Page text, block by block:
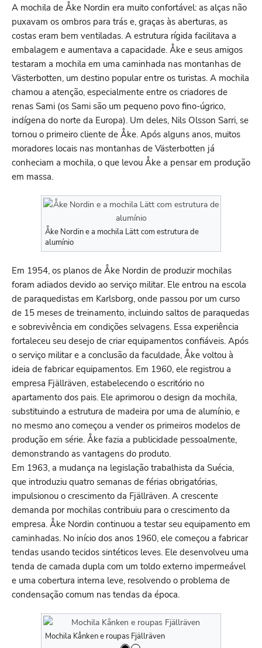
A mochila de Åke Nordin era muito confortável: as alças não
puxavam os ombros para trás e, graças às aberturas, as
costas eram bem ventiladas. A estrutura rígida facilitava a
embalagem e aumentava a capacidade. Åke e seus amigos
testaram a mochila em uma caminhada nas montanhas de
Västerbotten, um destino popular entre os turistas. A mochila
chamou a atenção, especialmente entre os criadores de
renas Sami (os Sami são um pequeno povo fino-úgrico,
indígena do norte da Europa). Um deles, Nils Olsson Sarri, se
tornou o primeiro cliente de Åke. Após alguns anos, muitos
moradores locais nas montanhas de Västerbotten já
conheciam a mochila, o que levou Åke a pensar em produção
em massa.
Åke Nordin e a mochila Lätt com estrutura de
alumínio
Em 1954, os planos de Åke Nordin de produzir mochilas
foram adiados devido ao serviço militar. Ele entrou na escola
de paraquedistas em Karlsborg, onde passou por um curso
de 15 meses de treinamento, incluindo saltos de paraquedas
e sobrevivência em condições selvagens. Essa experiência
fortaleceu seu desejo de criar equipamentos confiáveis. Após
o serviço militar e a conclusão da faculdade, Åke voltou à
ideia de fabricar equipamentos. Em 1960, ele registrou a
empresa Fjällräven, estabelecendo o escritório no
apartamento dos pais. Ele aprimorou o design da mochila,
substituindo a estrutura de madeira por uma de alumínio, e
no mesmo ano começou a vender os primeiros modelos de
produção em série. Åke fazia a publicidade pessoalmente,
demonstrando as vantagens do produto.
Em 1963, a mudança na legislação trabalhista da Suécia,
que introduziu quatro semanas de férias obrigatórias,
impulsionou o crescimento da Fjällräven. A crescente
demanda por mochilas contribuiu para o crescimento da
empresa. Åke Nordin continuou a testar seu equipamento em
caminhadas. No início dos anos 1960, ele começou a fabricar
tendas usando tecidos sintéticos leves. Ele desenvolveu uma
tenda de camada dupla com um toldo externo impermeável
e uma cobertura interna leve, resolvendo o problema de
condensação comum nas tendas da época.
Mochila Kånken e roupas Fjällräven